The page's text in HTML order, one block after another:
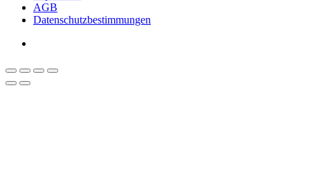
AGB
Datenschutzbestimmungen